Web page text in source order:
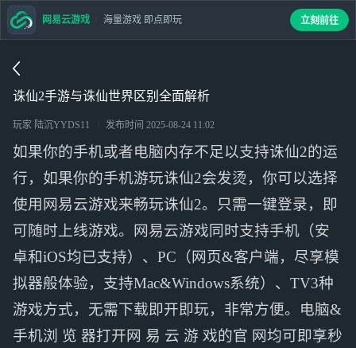
诛仙2手游与诛仙世界区别全面解析
玩家 陆沉YYDS11 发布时间 2025-08-24 11:02
如果你的手机或者电脑内存不足以支持诛仙2的运
行，如果你的手机游玩诛仙2会发烫，你可以选择
使用网易云游戏来畅玩诛仙2。只需一键登录，即
可随时上线游戏。网易云游戏同时支持手机（安
卓和iOS均已支持）、PC（网页&客户端，尽享模
拟器般体验，支持Mac&Windows系统）、TV3种
游戏方式，无需下载即开即玩，非常方便。电脑&
手机浏 览 器打开网 易 云 游 戏的官 网均可即享秒
网易云游戏 海量游戏 即点即玩 立刻前往